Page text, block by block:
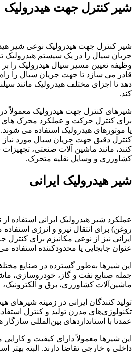
شیر کنترل جهت هیدرولیک
شیر کنترل جهت هیدرولیک نوعی شیر
جریان سیال را در یک سیستم هیدرولیک
وظیفه تعیین مسیر سیال هیدرولیک را بر
قادر می سازد تا جهت جریان سیال را راه
دهد تا اجزای مختلف هیدرولیک مانند
کند.
شیرهای کنترل جهت هیدرولیک معمولاً
برای کنترل حرکت و عملکرد محرک های
یا موتورهای هیدرولیک استفاده می شوند.
کنترل دقیق جهت جریان سیال مورد
کنند، مانند ماشین آلات صنعتی،
کشاورزی و وسایل نقلیه متحرک.
شیر هیدرولیک ایرانی
عملکرد شیر هیدرولیک ایرانی استفاده
روغن) برای انتقال نیرو و انرژی
ایرانی نیز از نوعی مکانیزم برای کنترل
عنوان جابجایی یا محدودکننده استفاده
این شیرها به‌طور گسترده در صنایع
جمله صنایع نفت و گاز، خودروسازی،
ماشین‌آلات کشاورزی، برق و الکترونیک،
تولید کنندگان ایرانی در زمینه شیرهای
تکنولوژی‌های مدرن تولید و کنترل
عمدتا با استانداردهای بین‌المللی سازگار
این شیرها معمولاً دارای کیفیت و کارایی
داخلی و خارجی تقاضا دارند. البته